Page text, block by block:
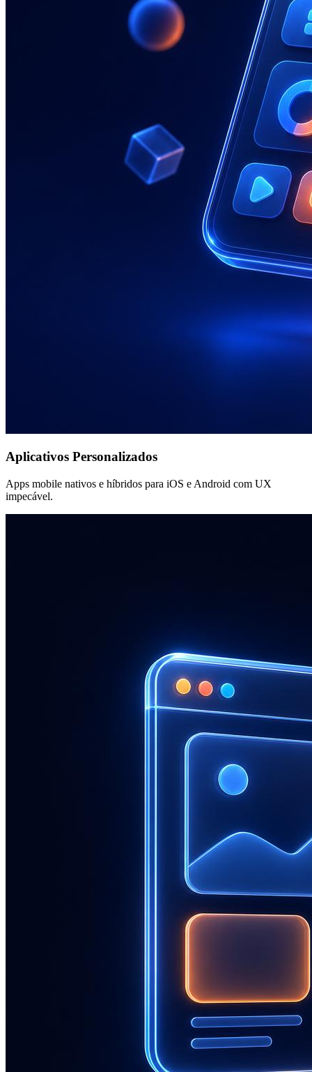
Aplicativos Personalizados
Apps mobile nativos e híbridos para iOS e Android com UX
impecável.